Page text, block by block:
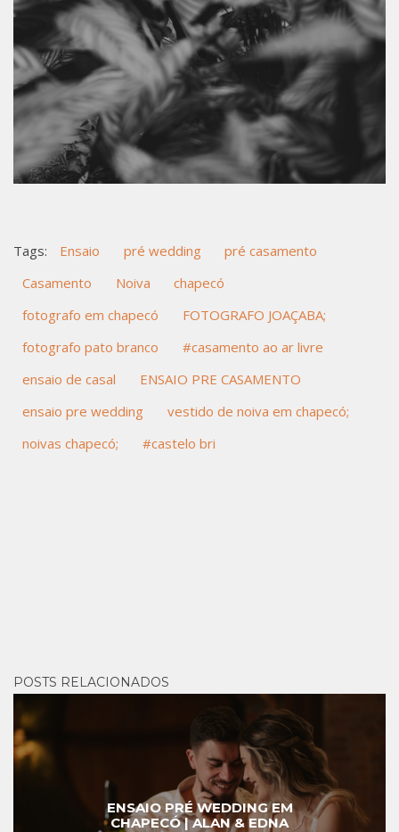
Tags: Ensaio pré wedding
pré casamento
Casamento
Noiva
chapecó
fotografo em chapecó
FOTOGRAFO JOAÇABA;
fotografo pato branco
#casamento ao ar livre
ensaio de casal
ENSAIO PRE CASAMENTO
ensaio pre wedding
vestido de noiva em chapecó;
noivas chapecó;
#castelo bri
POSTS RELACIONADOS
ENSAIO PRÉ WEDDING EM
CHAPECÓ | ALAN & EDNA